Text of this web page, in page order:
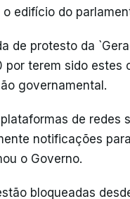
edifício do
de protesto da
por terem sido estes
governamental.
de redes
notificações
o Governo.
bloqueadas